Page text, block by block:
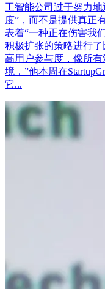
工智能公司过于努力
度”，而不是提供真正
表着“一种正在伤害我
积极扩张的策略进行
高用户参与度，像所
境，”他本周在
它...